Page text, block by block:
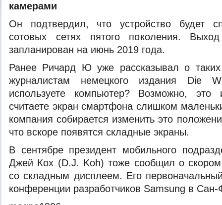
камерами
Он подтвердил, что устройство будет
сотовых сетях пятого поколения.
запланирован на июнь 2019 года.
Ранее Ричард Ю уже рассказывал о
журналистам немецкого издания
используете компьютер? Возможно,
считаете экран смартфона слишком
компания собирается изменить это
что вскоре появятся складные экраны.
В сентябре президент мобильного
Джей Кох (D.J. Koh) тоже сообщил о
со складным дисплеем. Его
конференции разработчиков Samsung в Сан-